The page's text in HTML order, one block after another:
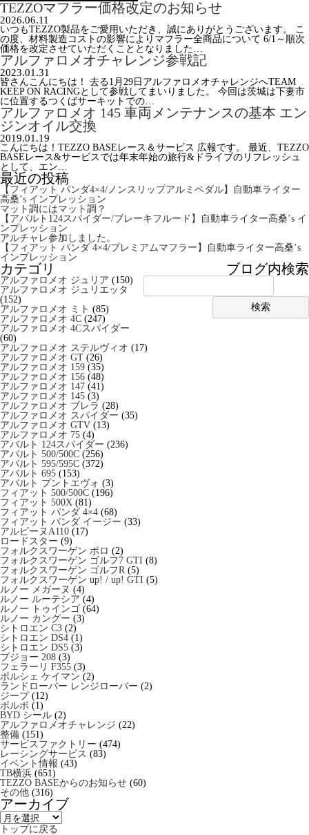
TEZZOマフラー価格改定のお知らせ
2026.06.11
いつもTEZZO製品をご愛用いただき、誠にありがとうございます。 こ
の度、材料製造コストの影響によりマフラー全商品について 6/1～順次
価格を改定させていただくこととなりました…
アルファロメオチャレンジ参戦記
2023.01.31
皆さんこんにちは！ 去る1月29日アルファロメオチャレンジへTEAM
KEEP ON RACINGとして参戦してまいりました。 今回は茨城は下妻市
に位置するつくばサーキットでの…
アルファロメオ 145 車両メンテナンスの基本 エン
ジンオイル交換
2019.01.19
こんにちは！TEZZO BASEレース＆サービス 広報です。 最近、TEZZO
BASEレース&サービスでは年末年始の旅行&ドライブのリフレッシュ
として、エン…
最近の投稿
【フィアット パンダ4×4/ノンスリップアルミペダル】自動車ライター
高桑’s インプレッション
マット調にはマット調？
【アバルト124スパイダー/ブレーキフルード】自動車ライター高桑’s イ
ンプレッション
アルチャレ参加しました。
【フィアット パンダ 4×4/プレミアムマフラー】自動車ライター高桑’s
インプレッション
ブログ内検索
カテゴリ
アルファロメオ ジュリア (150)
アルファロメオ ジュリエッタ
(152)
アルファロメオ ミト (85)
アルファロメオ 4C (247)
アルファロメオ 4Cスパイダー
(60)
アルファロメオ ステルヴィオ (17)
アルファロメオ GT (26)
アルファロメオ 159 (35)
アルファロメオ 156 (48)
アルファロメオ 147 (41)
アルファロメオ 145 (3)
アルファロメオ ブレラ (28)
アルファロメオ スパイダー (35)
アルファロメオ GTV (13)
アルファロメオ 75 (4)
アバルト 124スパイダー (236)
アバルト 500/500C (256)
アバルト 595/595C (372)
アバルト 695 (153)
アバルト プントエヴォ (3)
フィアット 500/500C (196)
フィアット 500X (81)
フィアット パンダ 4×4 (68)
フィアット パンダ イージー (33)
アルピーヌA110 (17)
ロードスター (9)
フォルクスワーゲン ポロ (2)
フォルクスワーゲン ゴルフ7 GTI (8)
フォルクスワーゲン ゴルフR(5)
フォルクスワーゲン up! / up! GTI (5)
ルノー メガーヌ (4)
ルノー ルーテシア (4)
ルノー トゥインゴ (64)
ルノー カングー (3)
シトロエン C3 (2)
シトロエン DS4 (1)
シトロエン DS5 (3)
プジョー 208 (3)
フェラーリ F355 (3)
ポルシェ ケイマン (2)
ランドローバー レンジローバー (2)
ジープ (12)
ボルボ (1)
BYD シール (2)
アルファロメオチャレンジ (22)
整備 (151)
サービスファクトリー (474)
レーシングサービス (83)
イベント情報 (43)
TB横浜 (651)
TEZZO BASEからのお知らせ (60)
その他 (316)
アーカイブ
ア
ートップに戻る